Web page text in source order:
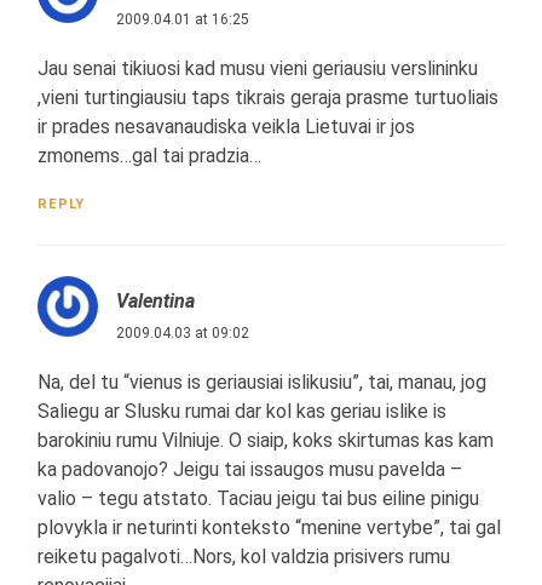
2009.04.01 at 16:25
Jau senai tikiuosi kad musu vieni geriausiu verslininku
,vieni turtingiausiu taps tikrais geraja prasme turtuoliais
ir prades nesavanaudiska veikla Lietuvai ir jos
zmonems…gal tai pradzia…
REPLY
Valentina
2009.04.03 at 09:02
Na, del tu “vienus is geriausiai islikusiu”, tai, manau, jog
Saliegu ar Slusku rumai dar kol kas geriau islike is
barokiniu rumu Vilniuje. O siaip, koks skirtumas kas kam
ka padovanojo? Jeigu tai issaugos musu pavelda –
valio – tegu atstato. Taciau jeigu tai bus eiline pinigu
plovykla ir neturinti konteksto “menine vertybe”, tai gal
reiketu pagalvoti…Nors, kol valdzia prisivers rumu